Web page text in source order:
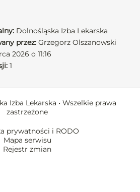
Dolnośląska Izba Lekarska
przez: Grzegorz Olszanowski
2026 o 11:16
1
Izba Lekarska • Wszelkie prawa
zastrzeżone
prywatności i RODO
Mapa serwisu
Rejestr zmian